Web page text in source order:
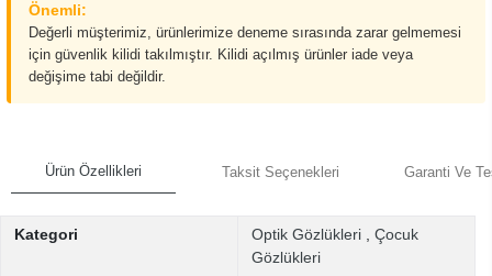
Önemli:
Değerli müşterimiz, ürünlerimize deneme sırasında zarar gelmemesi
için güvenlik kilidi takılmıştır. Kilidi açılmış ürünler iade veya
değişime tabi değildir.
Ürün Özellikleri Taksit Seçenekleri Garanti Ve
Kategori Optik Gözlükleri
Çocuk
Gözlükleri